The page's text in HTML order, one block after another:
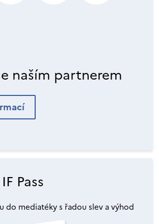
naším partnerem
Pass
do mediatéky s řadou slev a výhod